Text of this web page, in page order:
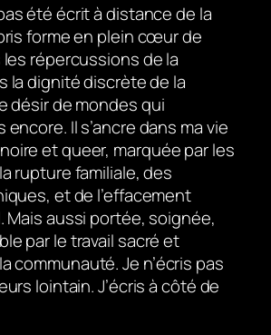
été écrit à distance de la
forme en plein cœur de
répercussions de la
la dignité discrète de la
désir de mondes qui
encore. Il s’ancre dans ma vie
et queer, marquée par les
rupture familiale, des
et de l’effacement
aussi portée, soignée,
par le travail sacré et
communauté. Je n’écris pas
lointain. J’écris à côté de